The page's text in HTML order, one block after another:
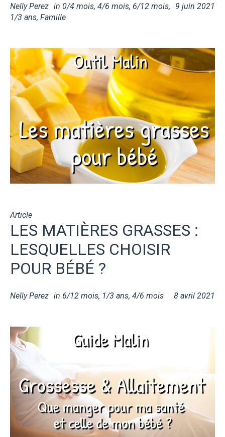
9 juin 2021
Nelly Perez in 0/4 mois, 4/6 mois, 6/12 mois,
1/3 ans, Famille
Article
LES MATIÈRES GRASSES :
LESQUELLES CHOISIR
POUR BÉBÉ ?
8 avril 2021
Nelly Perez in 6/12 mois, 1/3 ans, 4/6 mois